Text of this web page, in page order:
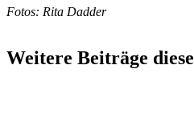
Fotos: Rita Dadder
Weitere Beiträge